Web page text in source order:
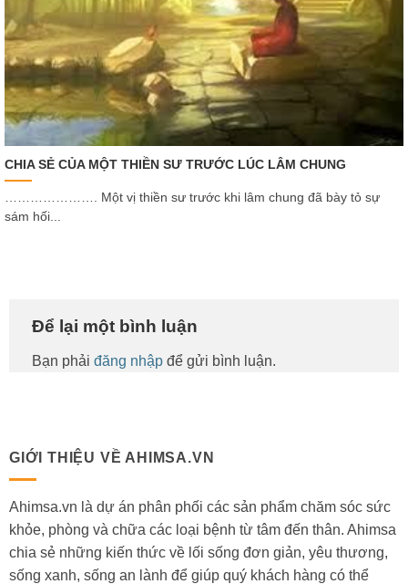
CHIA SẺ CỦA MỘT THIỀN SƯ TRƯỚC LÚC LÂM CHUNG
…………………. Một vị thiền sư trước khi lâm chung đã bày tỏ sự
sám hối...
Để lại một bình luận
Bạn phải đăng nhập để gửi bình luận.
GIỚI THIỆU VỀ AHIMSA.VN
Ahimsa.vn là dự án phân phối các sản phẩm chăm sóc sức
khỏe, phòng và chữa các loại bệnh từ tâm đến thân. Ahimsa
chia sẻ những kiến thức về lối sống đơn giản, yêu thương,
sống xanh, sống an lành để giúp quý khách hàng có thể